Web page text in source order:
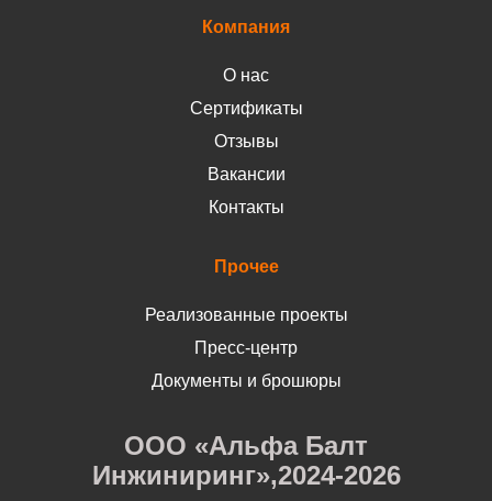
Компания
О нас
Сертификаты
Отзывы
Вакансии
Контакты
Прочее
Реализованные проекты
Пресс-центр
Документы и брошюры
ООО «Альфа Балт
Инжиниринг»,2024-2026